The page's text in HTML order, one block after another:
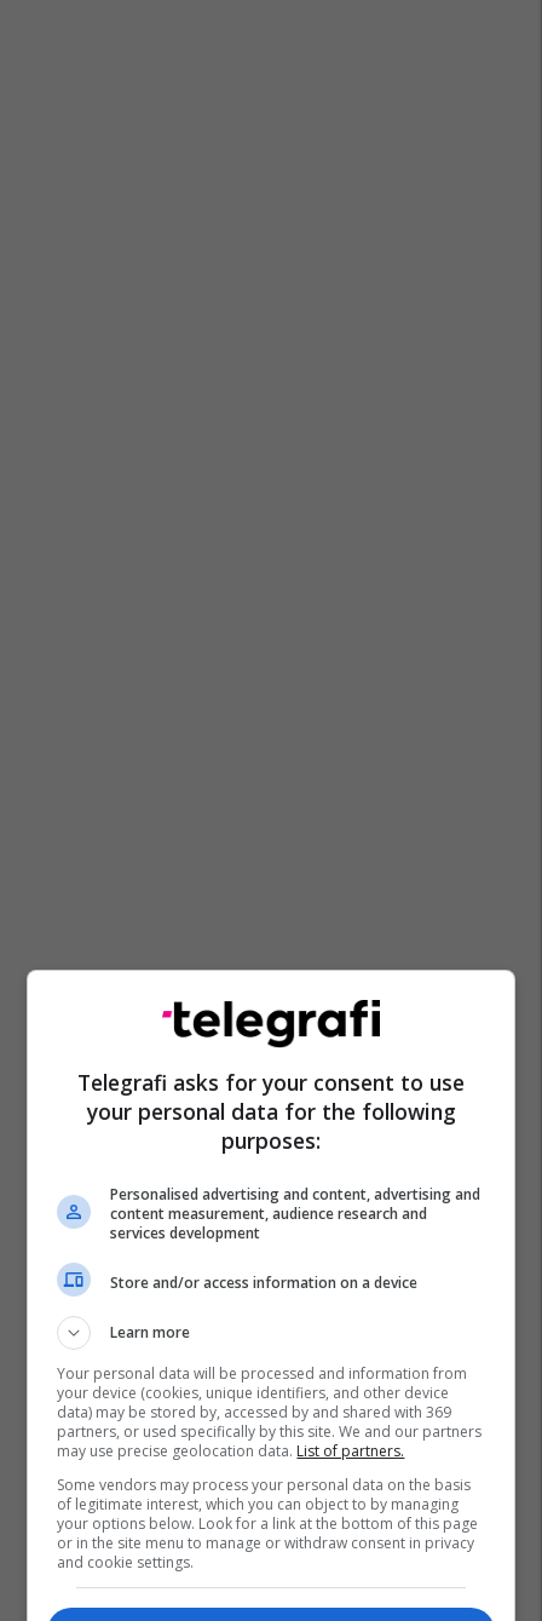
Telegrafi asks for your consent to use
your personal data for the following
purposes:
Personalised advertising and content, advertising and
content measurement, audience research and
services development
Store and/or access information on a device
Learn more
Your personal data will be processed and information from
your device (cookies, unique identifiers, and other device
data) may be stored by, accessed by and shared with 369
partners, or used specifically by this site. We and our partners
may use precise geolocation data. List of partners.
Some vendors may process your personal data on the basis
of legitimate interest, which you can object to by managing
your options below. Look for a link at the bottom of this page
or in the site menu to manage or withdraw consent in privacy
and cookie settings.